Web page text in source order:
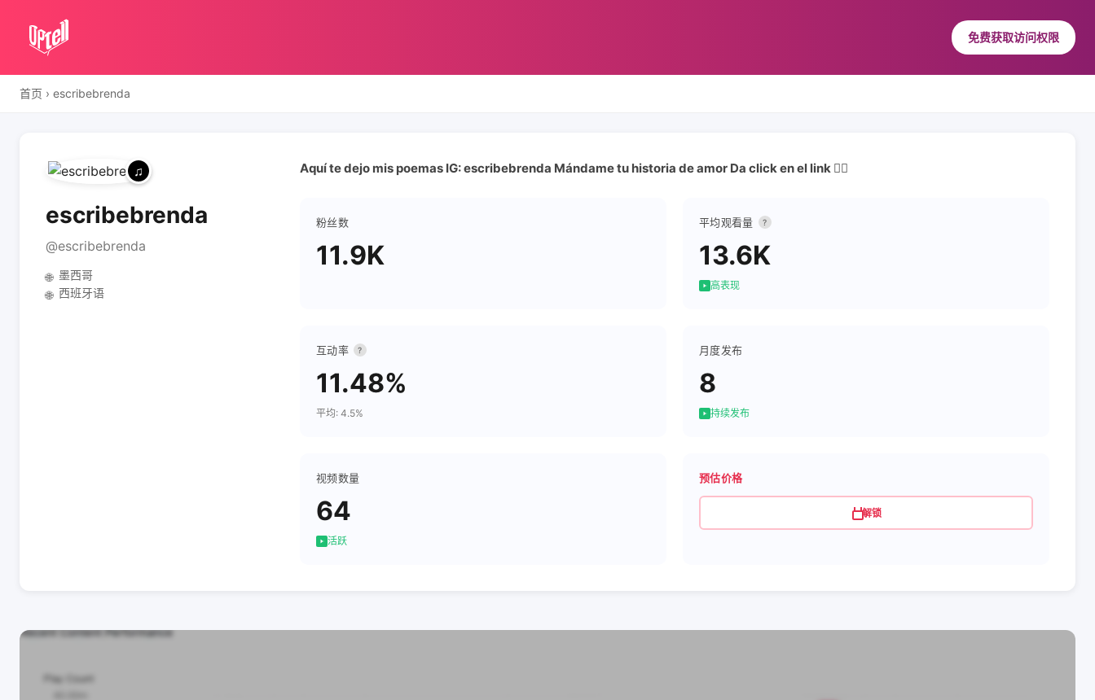
免费获取访问权限
首页 › escribebrenda
escribebrenda
@escribebrenda
🌐 墨西哥
🌐 西班牙语
Aquí te dejo mis poemas IG: escribebrenda Mándame tu historia de amor Da click en el link ❤️‍🔥
粉丝数
11.9K
平均观看量 ?
13.6K
高表现
互动率 ?
11.48%
平均: 4.5%
月度发布
8
持续发布
视频数量
64
活跃
预估价格
解锁